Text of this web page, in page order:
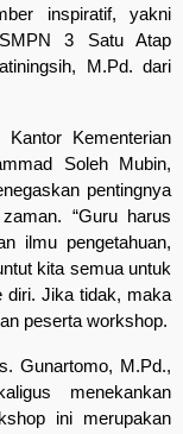
inspiratif, yakni
3 Satu Atap
M.Pd. dari
Kementerian
Soleh Mubin,
pentingnya
“Guru harus
ilmu pengetahuan,
kita semua untuk
diri. Jika tidak, maka
peserta workshop.
Gunartomo, M.Pd.,
menekankan
ini merupakan